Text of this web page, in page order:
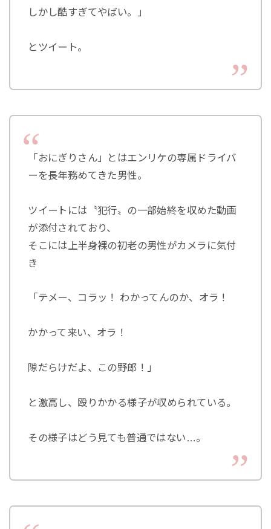
しかし酷すぎてやばい。」
とツイート。
「おにぎりさん」とはエンリケの専属ドライバ
ーを長年務めてきた男性。
ツイートには〝犯行〟の一部始終を収めた動画
が添付されており、
そこには上半身裸の初老の男性がカメラに気付
き
「テメー、コラッ！ わかってんのか、オラ！
かかって来い、オラ！
隙だらけだよ、この野郎！」
と激高し、殴りかかる様子が収められている。
その様子はどう見ても普通ではない…。